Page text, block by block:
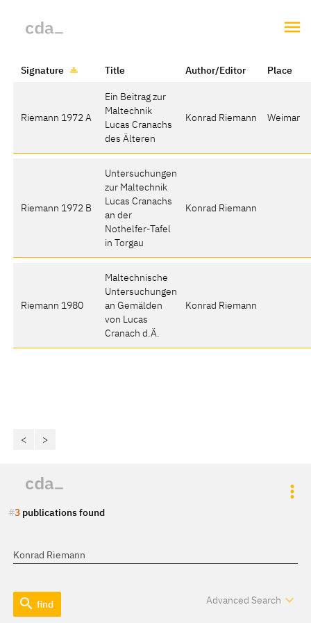
3 publications found
Advanced Search expand_more
search find
Signature Title Author/Editor Place
Riemann 1972 A
Ein Beitrag zur
Maltechnik
Lucas Cranachs
des Älteren
Konrad Riemann Weimar
Riemann 1972 B
Untersuchungen
zur Maltechnik
Lucas Cranachs
an der
Nothelfer-Tafel
in Torgau
Konrad Riemann
Riemann 1980
Maltechnische
Untersuchungen
an Gemälden
von Lucas
Cranach d.Ä.
Konrad Riemann
< >